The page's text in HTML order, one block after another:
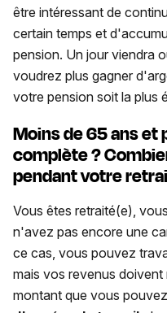
être intéressant de
certain temps et
pension. Un jour viendra
voudrez plus gagner
votre pension soit la plus
Moins de 65 ans et
complète ?
pendant votre
Vous êtes retraité(e),
n'avez pas encore une
ce cas, vous pouvez
mais vos revenus doivent
montant que vous